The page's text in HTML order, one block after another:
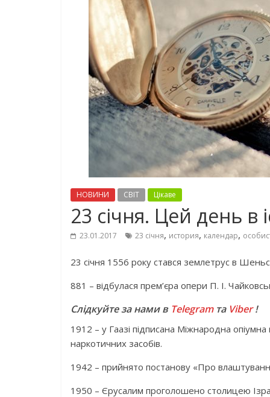
НОВИНИ СВІТ Цікаве
23 січня. Цей день в
23.01.2017 23 січня, история, календар,
23 січня 1556 року стався землетрус в
881 – відбулася прем’єра опери П. І.
Слідкуйте за нами в Telegramта Viber!
1912 – у Гаазі підписана Міжнародна
наркотичних засобів.
1942 – прийнято постанову «Про
1950 – Єрусалим проголошено столицею